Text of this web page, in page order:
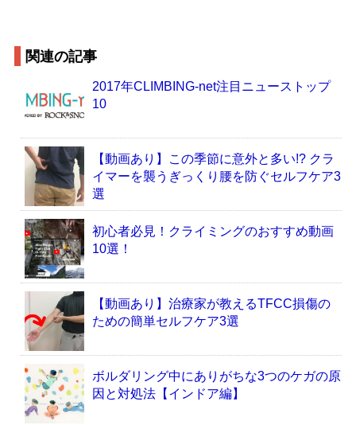
関連の記事
2017年CLIMBING-net注目ニューストップ
10
【動画あり】この季節に意外と多い!? クラ
イマーを襲うぎっくり腰を防ぐセルフケア3
選
初心者必見！クライミングのおすすめ動画
10選！
【動画あり】治療家が教えるTFCC損傷の
ための簡単セルフケア3選
ボルダリング中にありがちな3つのケガの原
因と対処法【インドア編】